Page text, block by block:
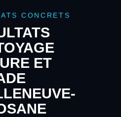
CONCRETS
ET